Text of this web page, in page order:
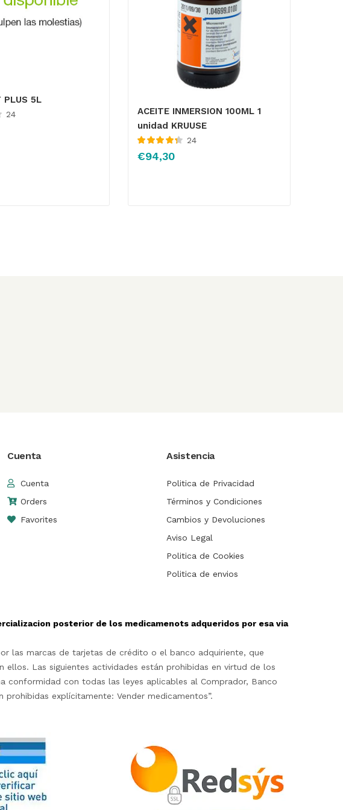
PLUS 5L
24
ACEITE INMERSION 100ML 1
unidad KRUUSE
4.43de 5
24
€94,30
Cuenta
Cuenta
Orders
Favorites
Asistencia
Politica de Privacidad
Términos y Condiciones
Cambios y Devoluciones
Aviso Legal
Politica de Cookies
Politica de envios
posterior de los medicamenots adqueridos por esa via
las marcas de tarjetas de crédito o el banco adquiriente, que
Las siguientes actividades están prohibidas en virtud de los
con todas las leyes aplicables al Comprador, Banco
explícitamente: Vender medicamentos”.